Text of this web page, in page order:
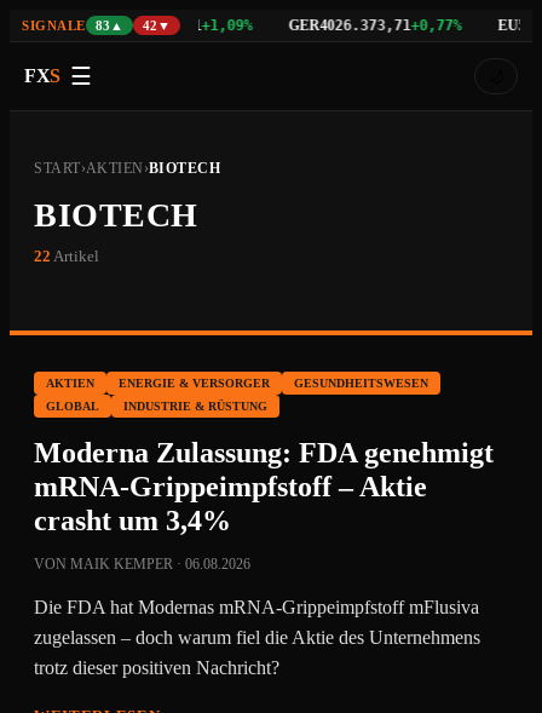
SIGNALE 83▲ 42▼
NAS10029.742,21 +1,09% GER4026.373,71+0,77% EU50
FXS ☰
START›AKTIEN ›BIOTECH
BIOTECH
22 Artikel
AKTIEN ENERGIE & VERSORGER
GESUNDHEITSWESEN
GLOBAL
INDUSTRIE & RÜSTUNG
Moderna Zulassung: FDA genehmigt
mRNA-Grippeimpfstoff – Aktie
crasht um 3,4%
VON MAIK KEMPER · 06.08.2026
Die FDA hat Modernas mRNA-Grippeimpfstoff mFlusiva
zugelassen – doch warum fiel die Aktie des Unternehmens
trotz dieser positiven Nachricht?